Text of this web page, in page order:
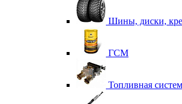
Шины, диски,
ГСМ
Топливная